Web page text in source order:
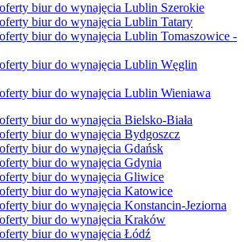
biur do wynajęcia Lublin Szerokie
biur do wynajęcia Lublin Tatary
biur do wynajęcia Lublin Tomaszowice -
biur do wynajęcia Lublin Węglin
biur do wynajęcia Lublin Wieniawa
biur do wynajęcia Bielsko-Biała
biur do wynajęcia Bydgoszcz
biur do wynajęcia Gdańsk
biur do wynajęcia Gdynia
biur do wynajęcia Gliwice
biur do wynajęcia Katowice
biur do wynajęcia Konstancin-Jeziorna
biur do wynajęcia Kraków
biur do wynajęcia Łódź